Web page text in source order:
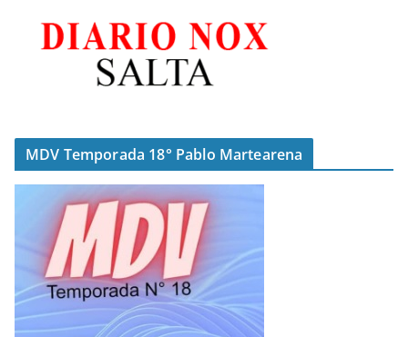
MDV Temporada 18° Pablo Martearena